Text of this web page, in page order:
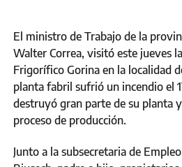
El ministro de Trabajo de la
Walter Correa, visitó este jueves
Frigorífico Gorina en la localidad
planta fabril sufrió un incendio el
destruyó gran parte de su planta
proceso de producción.
Junto a la subsecretaria de